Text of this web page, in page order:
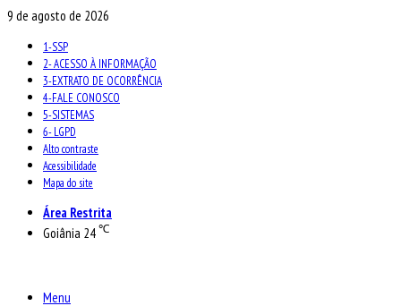
9 de agosto de 2026
1-SSP
2- ACESSO À INFORMAÇÃO
3-EXTRATO DE OCORRÊNCIA
4-FALE CONOSCO
5-SISTEMAS
6- LGPD
Alto contraste
Acessibilidade
Mapa do site
Área Restrita
Goiânia 24℃
Menu